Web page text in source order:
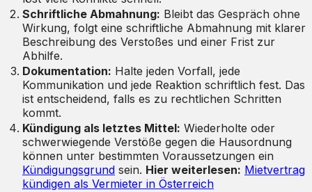
Schriftliche Abmahnung: Bleibt das Gespräch ohne
Wirkung, folgt eine schriftliche Abmahnung mit klarer
Beschreibung des Verstoßes und einer Frist zur
Abhilfe.
Dokumentation: Halte jeden Vorfall, jede
Kommunikation und jede Reaktion schriftlich fest. Das
ist entscheidend, falls es zu rechtlichen Schritten
kommt.
Kündigung als letztes Mittel: Wiederholte oder
schwerwiegende Verstöße gegen die Hausordnung
können unter bestimmten Voraussetzungen ein
Kündigungsgrund sein. Hier weiterlesen: Mietvertrag
kündigen als Vermieter in Österreich